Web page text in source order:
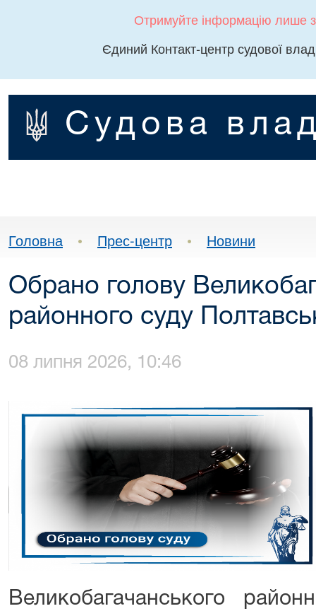
Отримуйте інформацію лише
Єдиний Контакт-центр судової
Судова
Головна • Прес-центр • Новини
Обрано голову
районного суду
08 липня 2026, 10:46
Великобагачанського